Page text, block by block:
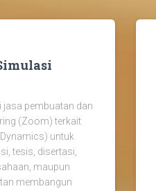
jasa pembuatan dan
(Zoom) terkait
untuk
tesis, disertasi,
maupun
membangun